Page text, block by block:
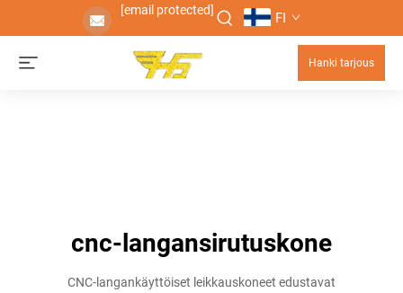
[email protected] FI
Hanki tarjous
cnc-langansirutuskone
CNC-langankäyttöiset leikkauskoneet edustavat